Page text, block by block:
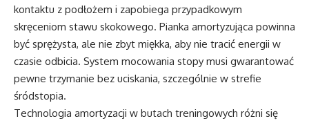
kontaktu z podłożem i zapobiega przypadkowym
skręceniom stawu skokowego. Pianka amortyzująca powinna
być sprężysta, ale nie zbyt miękka, aby nie tracić energii w
czasie odbicia. System mocowania stopy musi gwarantować
pewne trzymanie bez uciskania, szczególnie w strefie
śródstopia.
Technologia amortyzacji w butach treningowych różni się